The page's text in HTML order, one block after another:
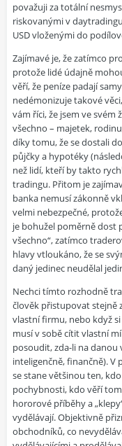
považuji za totální
riskovanými v
USD vloženými do
Zajímavé je, že zatímco
protože lidé údajně
věří, že peníze padají
nedémonizuje takové
vám říci, že jsem ve
všechno – majetek,
díky tomu, že se dostali
půjčky a hypotéky
než lidí, kteří by takto
tradingu. Přitom je
banka nemusí zákonně
velmi nebezpečné,
je bohužel poměrně dost
všechno“, zatímco
hlavy vtloukáno, že se
daný jedinec neudělal
Nechci tímto rozhodně
člověk přistupovat stejně
vlastní firmu, nebo když
musí v sobě cítit vlastní
posoudit, zda-li na danou
inteligenčně, finančně). V
se stane většinou ten,
pochybnosti, kdo věří
hororové příběhy a
vydělávají. Objektivně
obchodníků, co